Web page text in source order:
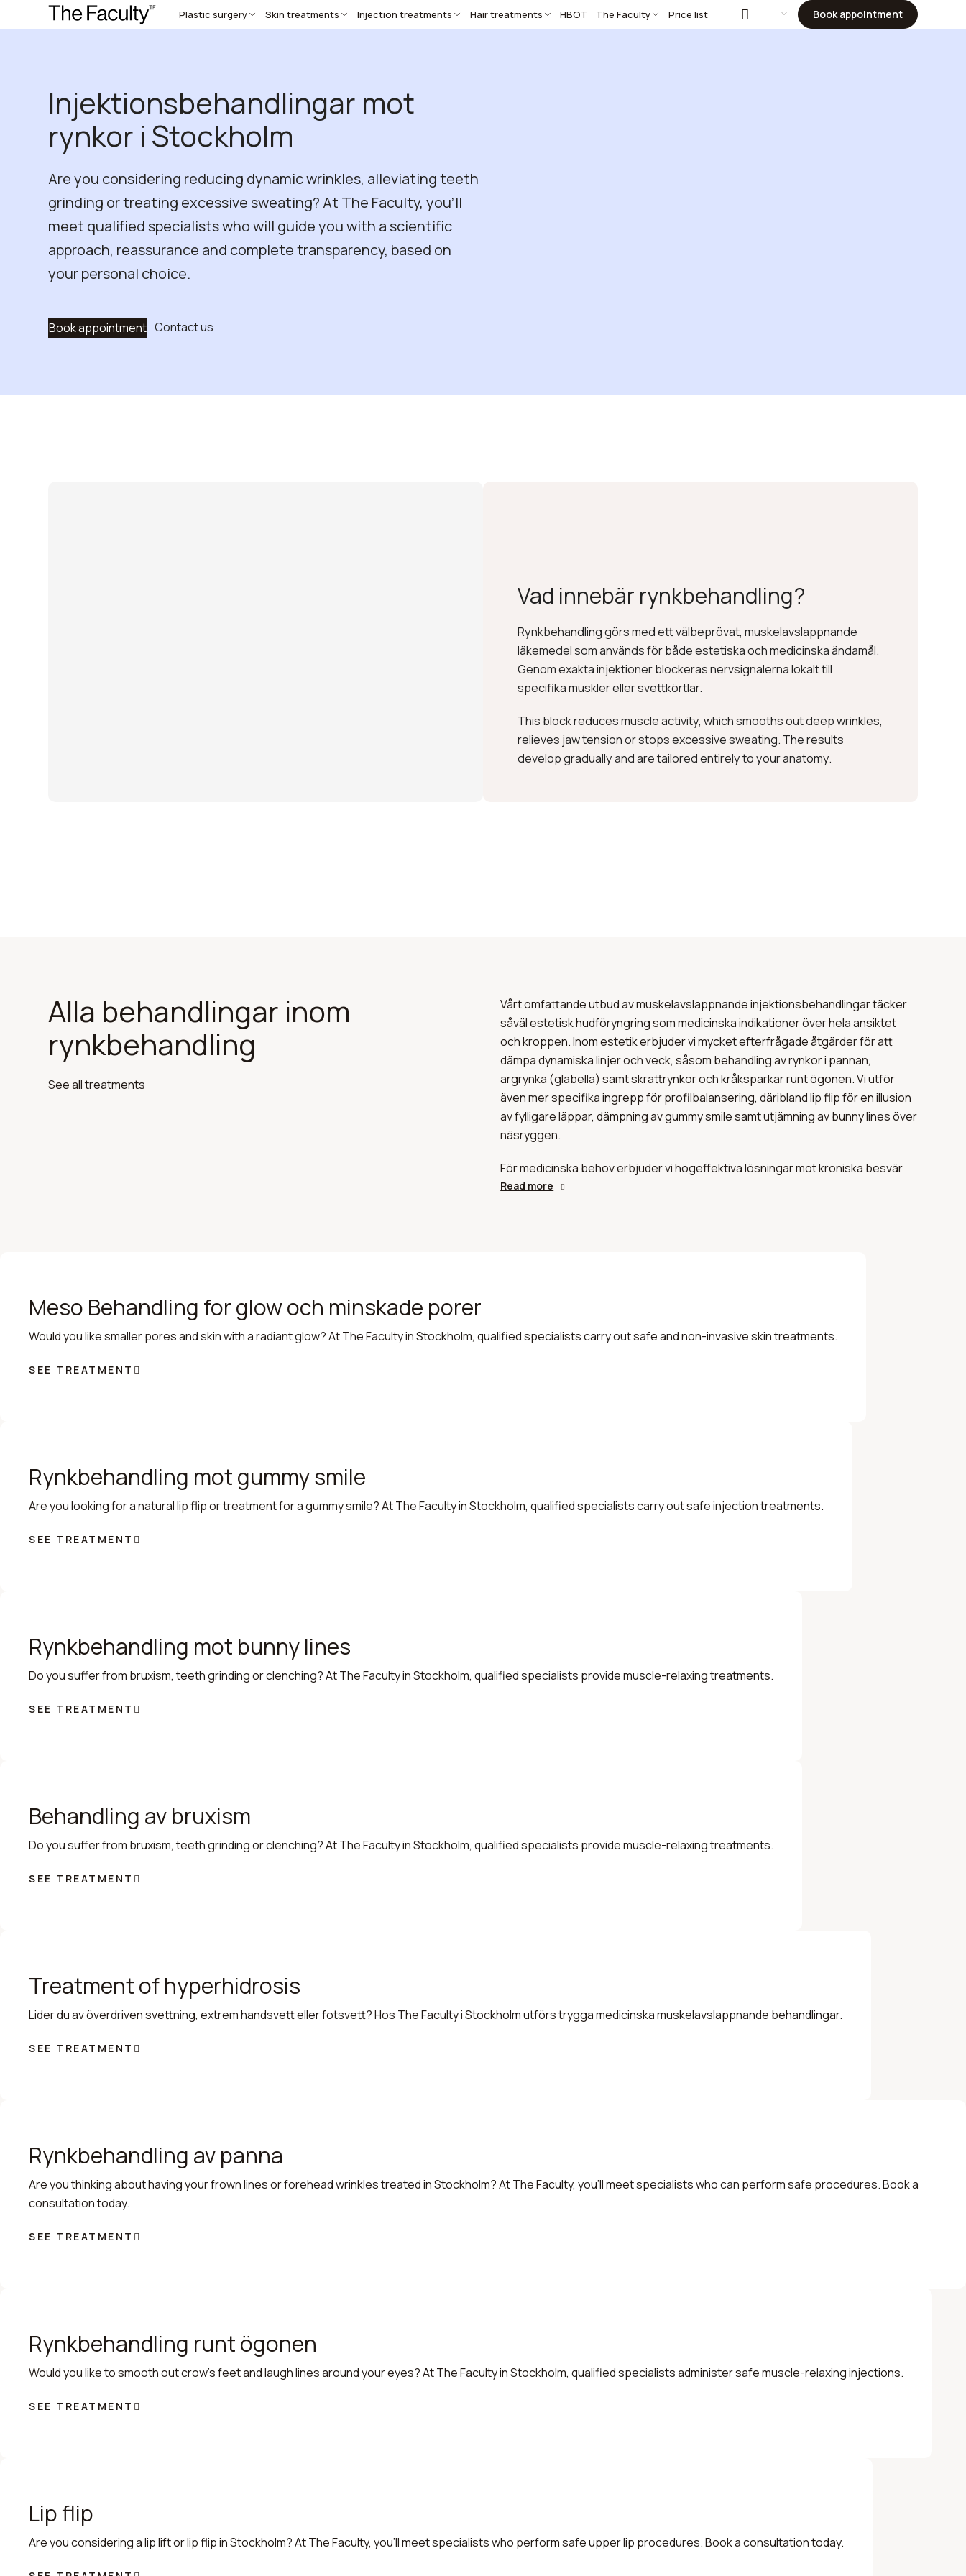
Plastic surgery Skin treatments Injection treatments Hair treatments HBOT The Faculty Price list Book appointment
Injektionsbehandlingar mot
rynkor i Stockholm
Are you considering reducing dynamic wrinkles, alleviating teeth
grinding or treating excessive sweating? At The Faculty, you’ll
meet qualified specialists who will guide you with a scientific
approach, reassurance and complete transparency, based on
your personal choice.
Book appointment Contact us
Vad innebär rynkbehandling?
Rynkbehandling görs med ett välbeprövat, muskelavslappnande
läkemedel som används för både estetiska och medicinska ändamål.
Genom exakta injektioner blockeras nervsignalerna lokalt till
specifika muskler eller svettkörtlar.
This block reduces muscle activity, which smooths out deep wrinkles,
relieves jaw tension or stops excessive sweating. The results
develop gradually and are tailored entirely to your anatomy.
Alla behandlingar inom
rynkbehandling
See all treatments
Vårt omfattande utbud av muskelavslappnande injektionsbehandlingar täcker
såväl estetisk hudföryngring som medicinska indikationer över hela ansiktet
och kroppen. Inom estetik erbjuder vi mycket efterfrågade åtgärder för att
dämpa dynamiska linjer och veck, såsom behandling av rynkor i pannan,
argrynka (glabella) samt skrattrynkor och kråksparkar runt ögonen. Vi utför
även mer specifika ingrepp för profilbalansering, däribland lip flip för en illusion
av fylligare läppar, dämpning av gummy smile samt utjämning av bunny lines över
näsryggen.
För medicinska behov erbjuder vi högeffektiva lösningar mot kroniska besvär
som bruxism (tandgnissling och tandpressning) genom riktade injektioner i
Read more
Meso Behandling for glow och minskade porer
Would you like smaller pores and skin with a radiant glow? At The Faculty in Stockholm, qualified specialists carry out safe and non-invasive skin treatments.
SEE TREATMENT
Rynkbehandling mot gummy smile
Are you looking for a natural lip flip or treatment for a gummy smile? At The Faculty in Stockholm, qualified specialists carry out safe injection treatments.
SEE TREATMENT
Rynkbehandling mot bunny lines
Do you suffer from bruxism, teeth grinding or clenching? At The Faculty in Stockholm, qualified specialists provide muscle-relaxing treatments.
SEE TREATMENT
Behandling av bruxism
Do you suffer from bruxism, teeth grinding or clenching? At The Faculty in Stockholm, qualified specialists provide muscle-relaxing treatments.
SEE TREATMENT
Treatment of hyperhidrosis
Lider du av överdriven svettning, extrem handsvett eller fotsvett? Hos The Faculty i Stockholm utförs trygga medicinska muskelavslappnande behandlingar.
SEE TREATMENT
Rynkbehandling av panna
Are you thinking about having your frown lines or forehead wrinkles treated in Stockholm? At The Faculty, you’ll meet specialists who can perform safe procedures. Book a
consultation today.
SEE TREATMENT
Rynkbehandling runt ögonen
Would you like to smooth out crow’s feet and laugh lines around your eyes? At The Faculty in Stockholm, qualified specialists administer safe muscle-relaxing injections.
SEE TREATMENT
Lip flip
Are you considering a lip lift or lip flip in Stockholm? At The Faculty, you’ll meet specialists who perform safe upper lip procedures. Book a consultation today.